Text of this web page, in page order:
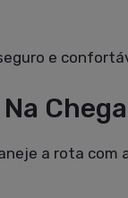
e
a rota